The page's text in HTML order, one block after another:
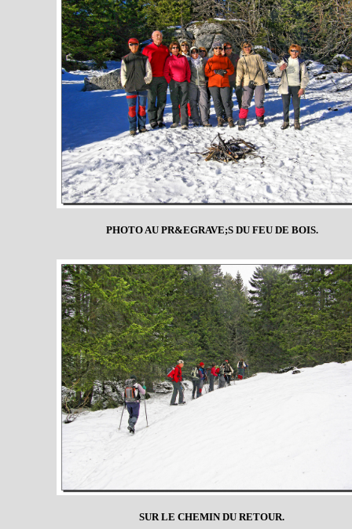
PHOTO AU PR&EGRAVE;S DU FEU DE BOIS.
SUR LE CHEMIN DU RETOUR.